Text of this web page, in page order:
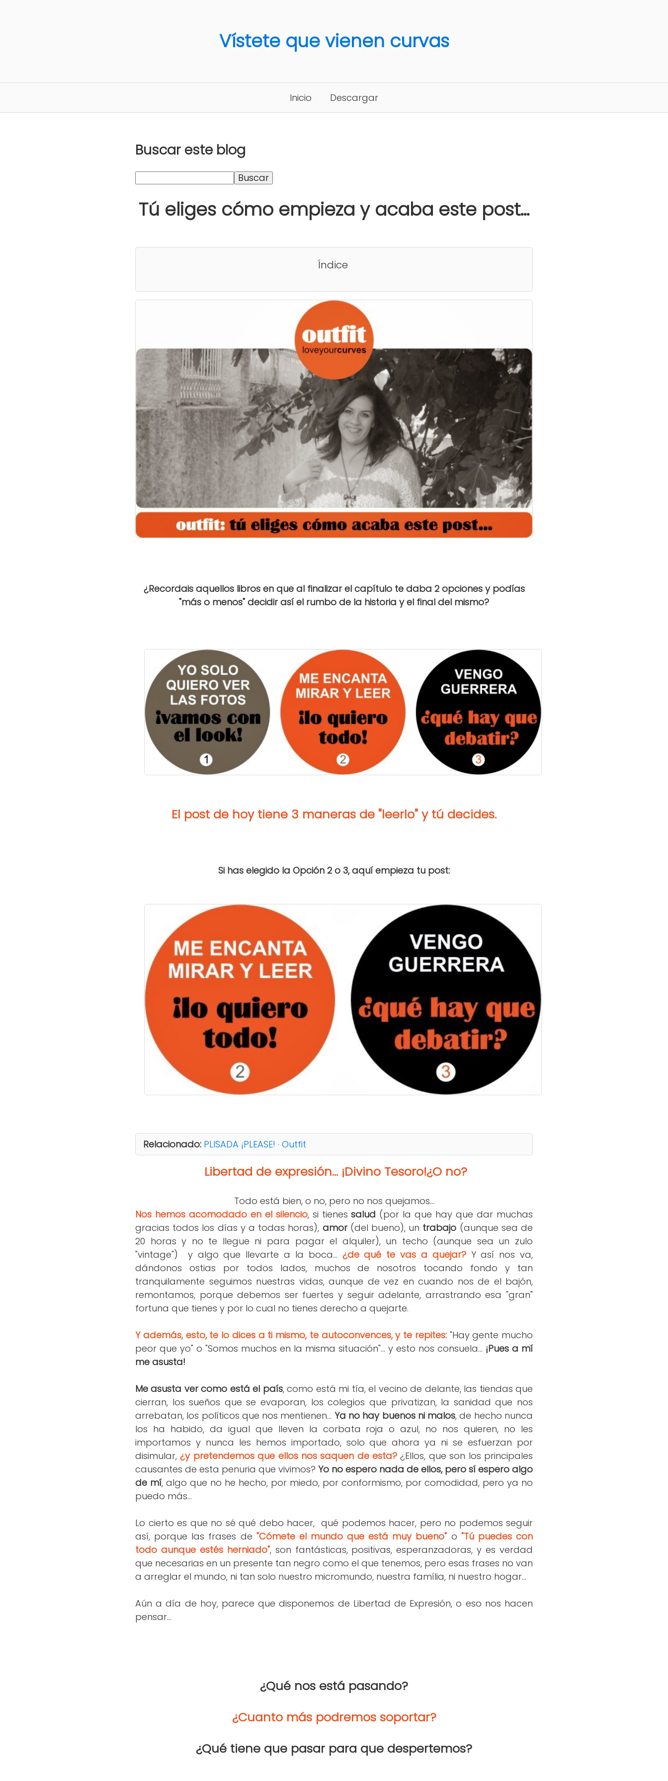
Vístete que vienen curvas
Inicio Descargar
Buscar este blog
Tú eliges cómo empieza y acaba este post...
Índice
¿Recordais aquellos libros en que al finalizar el capítulo te daba 2 opciones y podías
"más o menos" decidir así el rumbo de la historia y el final del mismo?
El post de hoy tiene 3 maneras de "leerlo" y tú decides.
Si has elegido la Opción 2 o 3, aquí empieza tu post:
Relacionado: PLISADA ¡PLEASE! · Outfit
Libertad de expresión... ¡Divino Tesoro!¿O no?
Todo está bien, o no, pero no nos quejamos...
Nos hemos acomodado en el silencio, si tienessalud (por la que hay que dar muchas
gracias todos los días y a todas horas), amor(del bueno), un trabajo (aunque sea de
20 horas y no te llegue ni para pagar el alquiler), un techo (aunque sea un zulo
"vintage") y algo que llevarte a la boca... ¿de qué te vas a quejar?Y así nos va,
dándonos ostias por todos lados, muchos de nosotros tocando fondo y tan
tranquilamente seguimos nuestras vidas, aunque de vez en cuando nos de el bajón,
remontamos, porque debemos ser fuertes y seguir adelante, arrastrando esa "gran"
fortuna que tienes y por lo cual no tienes derecho a quejarte.
Y además, esto, te lo dices a ti mismo, te autoconvences, y te repites: "Hay gente mucho
peor que yo" o "Somos muchos en la misma situación"... y esto nos consuela... ¡Pues a mí
me asusta!
Me asusta ver como está el país, como está mi tía, el vecino de delante, las tiendas que
cierran, los sueños que se evaporan, los colegios que privatizan, la sanidad que nos
arrebatan, los políticos que nos mentienen... Ya no hay buenos ni malos, de hecho nunca
los ha habido, da igual que lleven la corbata roja o azul, no nos quieren, no les
importamos y nunca les hemos importado, solo que ahora ya ni se esfuerzan por
disimular,¿y pretendemos que ellos nos saquen de esta? ¿Ellos, que son los principales
causantes de esta penuria que vivimos? Yo no espero nada de ellos, pero sí espero algo
de mí, algo que no he hecho, por miedo, por conformismo, por comodidad, pero ya no
puedo más...
Lo cierto es que no sé qué debo hacer, qué podemos hacer, pero no podemos seguir
así, porque las frases de "Cómete el mundo que está muy bueno" o "Tú puedes con
todo aunque estés herniado", son fantásticas, positivas, esperanzadoras, y es verdad
que necesarias en un presente tan negro como el que tenemos, pero esas frases no van
a arreglar el mundo, ni tan solo nuestro micromundo, nuestra família, ni nuestro hogar...
Aún a día de hoy, parece que disponemos de Libertad de Expresión, o eso nos hacen
pensar...
¿Qué nos está pasando?
¿Cuanto más podremos soportar?
¿Qué tiene que pasar para que despertemos?